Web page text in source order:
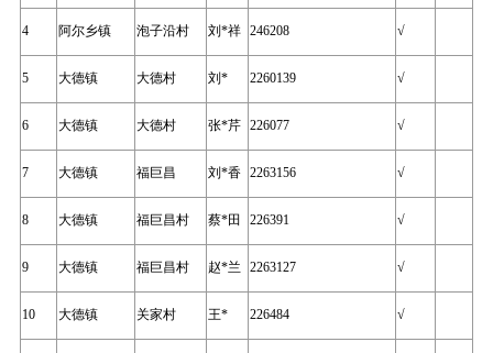
4 阿尔乡镇 泡子沿村 刘*祥 246208 √
5 大德镇 大德村 刘* 2260139 √
6 大德镇 大德村 张*芹 226077 √
7 大德镇 福巨昌 刘*香 2263156 √
8 大德镇 福巨昌村 蔡*田 226391 √
9 大德镇 福巨昌村 赵*兰 2263127 √
10 大德镇 关家村 王* 226484 √